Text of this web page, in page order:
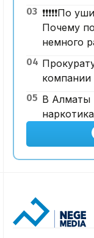
03
Почему
немного
04
компании
05 В Алматы